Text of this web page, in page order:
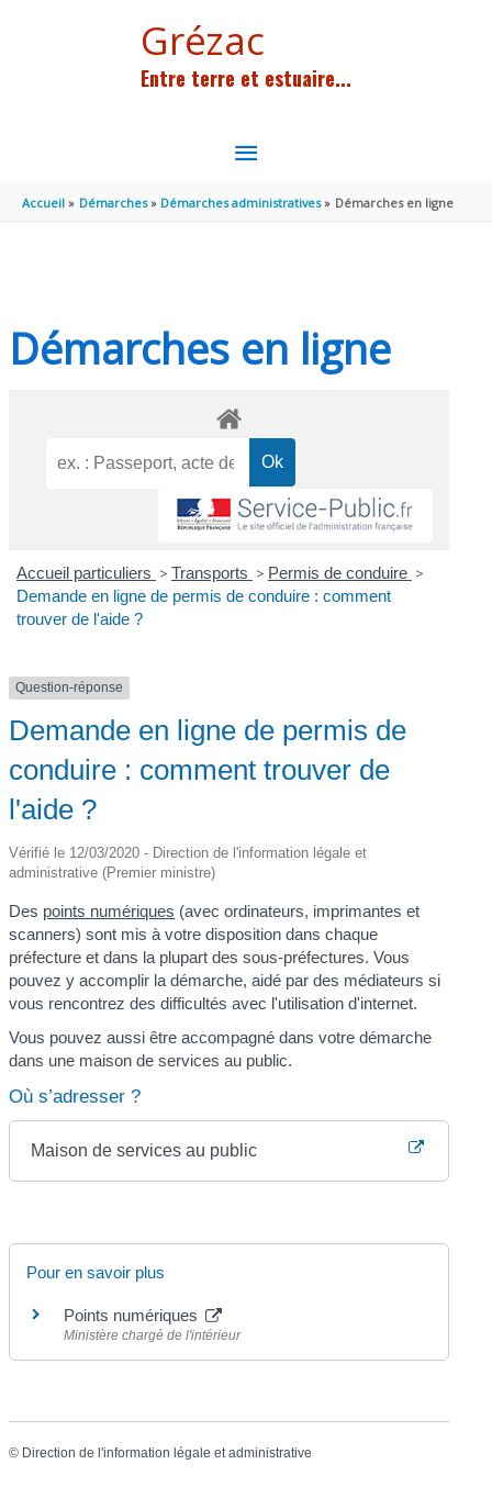
Grézac
Entre terre et estuaire...
MENU
PRINCIPAL
Accueil Démarches Démarches administratives Démarches en ligne
Démarches en ligne
Accueil particuliers > Transports > Permis de conduire >
Demande en ligne de permis de conduire : comment
trouver de l'aide ?
Question-réponse
Demande en ligne de permis de
conduire : comment trouver de
l'aide ?
Vérifié le 12/03/2020 - Direction de l'information légale et
administrative (Premier ministre)
Des points numériques (avec ordinateurs, imprimantes et
scanners) sont mis à votre disposition dans chaque
préfecture et dans la plupart des sous-préfectures. Vous
pouvez y accomplir la démarche, aidé par des médiateurs si
vous rencontrez des difficultés avec l'utilisation d'internet.
Vous pouvez aussi être accompagné dans votre démarche
dans une maison de services au public.
Où s’adresser ?
Maison de services au public
Pour en savoir plus
Points numériques
Ministère chargé de l'intérieur
© Direction de l'information légale et administrative